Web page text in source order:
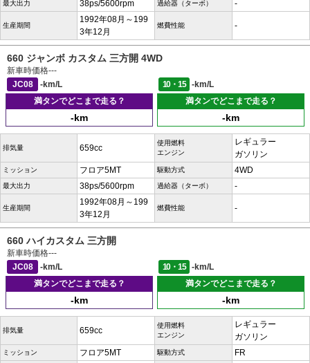
最大出力 38ps/5600rpm 過給器（ターボ） -
生産期間
1992年08月～199
3年12月
燃費性能 -
660 ジャンボ カスタム 三方開 4WD
新車時価格---
JC08
-km/L 10・15
-km/L
満タンでどこまで走る？
-km
満タンでどこまで走る？
-km
排気量 659cc
使用燃料
エンジン
レギュラー
ガソリン
ミッション フロア5MT 駆動方式 4WD
最大出力 38ps/5600rpm 過給器（ターボ） -
生産期間
1992年08月～199
3年12月
燃費性能 -
660 ハイカスタム 三方開
新車時価格---
JC08
-km/L 10・15
-km/L
満タンでどこまで走る？
-km
満タンでどこまで走る？
-km
排気量 659cc
使用燃料
エンジン
レギュラー
ガソリン
ミッション フロア5MT 駆動方式 FR